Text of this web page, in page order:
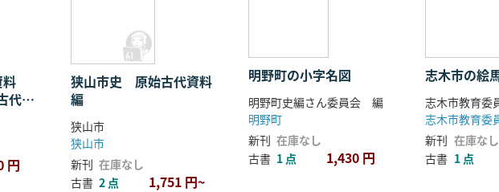
中
円
狭山市史 原始古代資料
編
狭山市
狭山市
新刊 在庫なし
古書 2 点 1,751 円~
明野町の小字名図
明野町史編さん委員会 編
明野町
新刊 在庫なし
古書 1 点 1,430 円
志木市の絵
志木市教育
志木市教育委
新刊 在庫なし
古書 1 点